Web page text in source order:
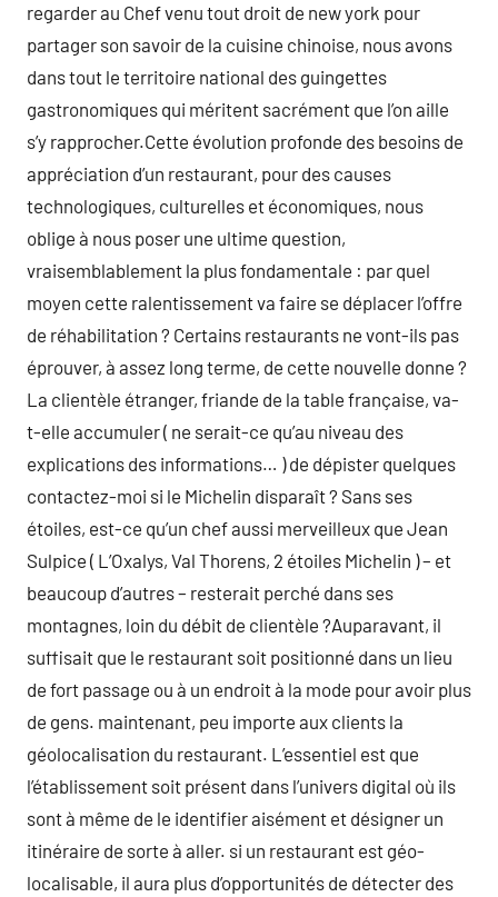
regarder au Chef venu tout droit de new york pour
partager son savoir de la cuisine chinoise, nous avons
dans tout le territoire national des guingettes
gastronomiques qui méritent sacrément que l’on aille
s’y rapprocher.Cette évolution profonde des besoins de
appréciation d’un restaurant, pour des causes
technologiques, culturelles et économiques, nous
oblige à nous poser une ultime question,
vraisemblablement la plus fondamentale : par quel
moyen cette ralentissement va faire se déplacer l’offre
de réhabilitation ? Certains restaurants ne vont-ils pas
éprouver, à assez long terme, de cette nouvelle donne ?
La clientèle étranger, friande de la table française, va-
t-elle accumuler ( ne serait-ce qu’au niveau des
explications des informations… ) de dépister quelques
contactez-moi si le Michelin disparaît ? Sans ses
étoiles, est-ce qu’un chef aussi merveilleux que Jean
Sulpice ( L’Oxalys, Val Thorens, 2 étoiles Michelin ) – et
beaucoup d’autres – resterait perché dans ses
montagnes, loin du débit de clientèle ?Auparavant, il
suffisait que le restaurant soit positionné dans un lieu
de fort passage ou à un endroit à la mode pour avoir plus
de gens. maintenant, peu importe aux clients la
géolocalisation du restaurant. L’essentiel est que
l’établissement soit présent dans l’univers digital où ils
sont à même de le identifier aisément et désigner un
itinéraire de sorte à aller. si un restaurant est géo-
localisable, il aura plus d’opportunités de détecter des